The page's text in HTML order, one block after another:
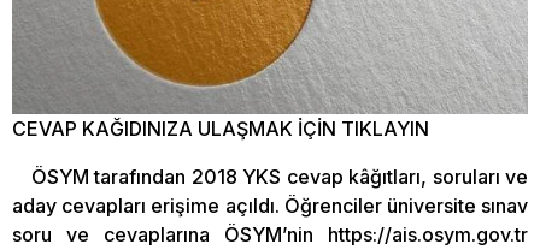
CEVAP KAĞIDINIZA ULAŞMAK İÇİN TIKLAYIN
ÖSYM tarafından 2018 YKS cevap kâğıtları, soruları ve
aday cevapları erişime açıldı. Öğrenciler üniversite sınav
soru ve cevaplarına ÖSYM’nin https://ais.osym.gov.tr